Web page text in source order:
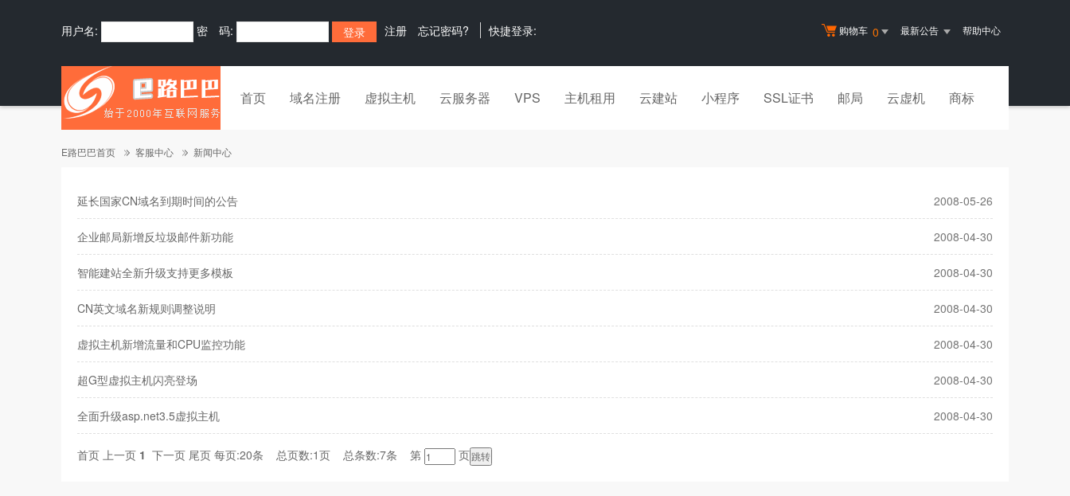
购物车 0 最新公告 帮助中心
用户名: 密 码: 注册 忘记密码? 快捷登录:
首页 域名注册 虚拟主机 云服务器 VPS 主机租用 云建站 小程序 SSL证书 邮局 云虚机 商标
E路巴巴首页 客服中心 新闻中心
延长国家CN域名到期时间的公告 2008-05-26
企业邮局新增反垃圾邮件新功能 2008-04-30
智能建站全新升级支持更多模板 2008-04-30
CN英文域名新规则调整说明 2008-04-30
虚拟主机新增流量和CPU监控功能 2008-04-30
超G型虚拟主机闪亮登场 2008-04-30
全面升级asp.net3.5虚拟主机 2008-04-30
首页 上一页 1 下一页 尾页 每页:20条 总页数:1页 总条数:7条 第 页